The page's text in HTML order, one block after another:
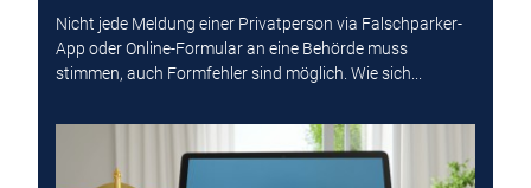
Nicht jede Meldung einer Privatperson via Falschparker-
App oder Online-Formular an eine Behörde muss
stimmen, auch Formfehler sind möglich. Wie sich...